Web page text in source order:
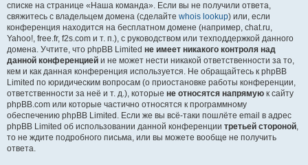
списке на странице «Наша команда». Если вы не получили ответа,
свяжитесь с владельцем домена (сделайте whois lookup) или, если
конференция находится на бесплатном домене (например, chat.ru,
Yahoo!, free.fr, f2s.com и т. п.), с руководством или техподдержкой данного
домена. Учтите, что phpBB Limited не имеет никакого контроля над
данной конференцией и не может нести никакой ответственности за то,
кем и как данная конференция используется. Не обращайтесь к phpBB
Limited по юридическим вопросам (о приостановке работы конференции,
ответственности за неё и т. д.), которые не относятся напрямую к сайту
phpBB.com или которые частично относятся к программному
обеспечению phpBB Limited. Если же вы всё-таки пошлёте email в адрес
phpBB Limited об использовании данной конференции третьей стороной,
то не ждите подробного письма, или вы можете вообще не получить
ответа.